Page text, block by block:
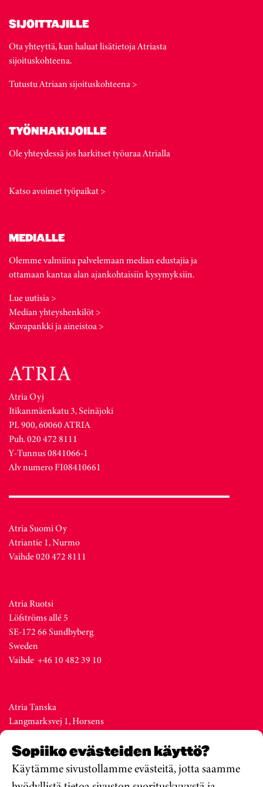
Sopiiko evästeiden käyttö?
Käytämme sivustollamme evästeitä, jotta saamme
SIJOITTAJILLE
Ota yhteyttä, kun haluat lisätietoja Atriasta
sijoituskohteena.
Tutustu Atriaan sijoituskohteena >
TYÖNHAKIJOILLE
Ole yhteydessä jos harkitset työuraa Atrialla
Katso avoimet työpaikat >
MEDIALLE
Olemme valmiina palvelemaan median edustajia ja
ottamaan kantaa alan ajankohtaisiin kysymyksiin.
Lue uutisia >
Median yhteyshenkilöt >
Kuvapankki ja aineistoa >
Atria Oyj
Itikanmäenkatu 3, Seinäjoki
PL 900, 60060 ATRIA
Puh. 020 472 8111
Y-Tunnus 0841066-1
Alv numero FI08410661
Atria Suomi Oy
Atriantie 1, Nurmo
Vaihde 020 472 8111
Atria Ruotsi
Löfströms allé 5
SE-172 66 Sundbyberg
Sweden
Vaihde +46 10 482 39 10
Atria Tanska
Langmarksvej 1, Horsens
Denmark
Vaihde +45 76 28 25 00